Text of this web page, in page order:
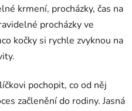
krmení, procházky, čas na
procházky ve
kočky si rychle zvyknou na
pochopit, co od něj
začlenění do rodiny. Jasná